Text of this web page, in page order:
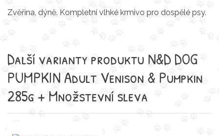
Zvěřina, dýně. Kompletní vlhké krmivo pro dospělé psy.
Další varianty produktu N&D DOG
PUMPKIN Adult Venison & Pumpkin
285g + Množstevní sleva